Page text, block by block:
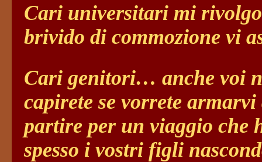
Cari universitari mi
brivido di commozione vi
Cari genitori… anche voi
capirete se vorrete
partire per un viaggio che
spesso i vostri figli